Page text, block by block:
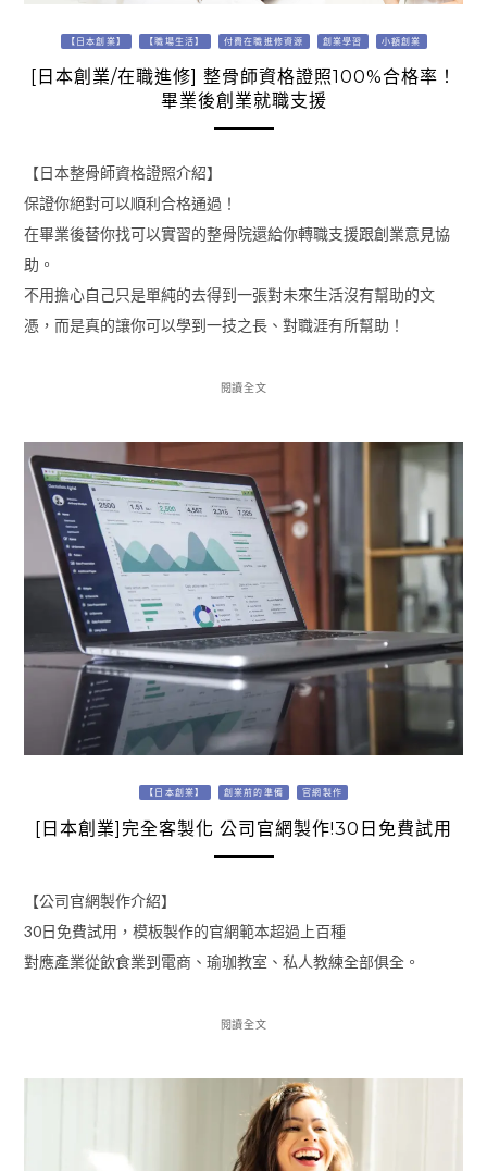
【日本創業】 【職場生活】 付費在職進修資源 創業學習 小額創業
[日本創業/在職進修] 整骨師資格證照100%合格率！
畢業後創業就職支援
【日本整骨師資格證照介紹】
保證你絕對可以順利合格通過！
在畢業後替你找可以實習的整骨院還給你轉職支援跟創業意見協
助。
不用擔心自己只是單純的去得到一張對未來生活沒有幫助的文
憑，而是真的讓你可以學到一技之長、對職涯有所幫助！
閱讀全文
【日本創業】 創業前的準備 官網製作
[日本創業]完全客製化 公司官網製作!30日免費試用
【公司官網製作介紹】
30日免費試用，模板製作的官網範本超過上百種
對應產業從飲食業到電商、瑜珈教室、私人教練全部俱全。
閱讀全文